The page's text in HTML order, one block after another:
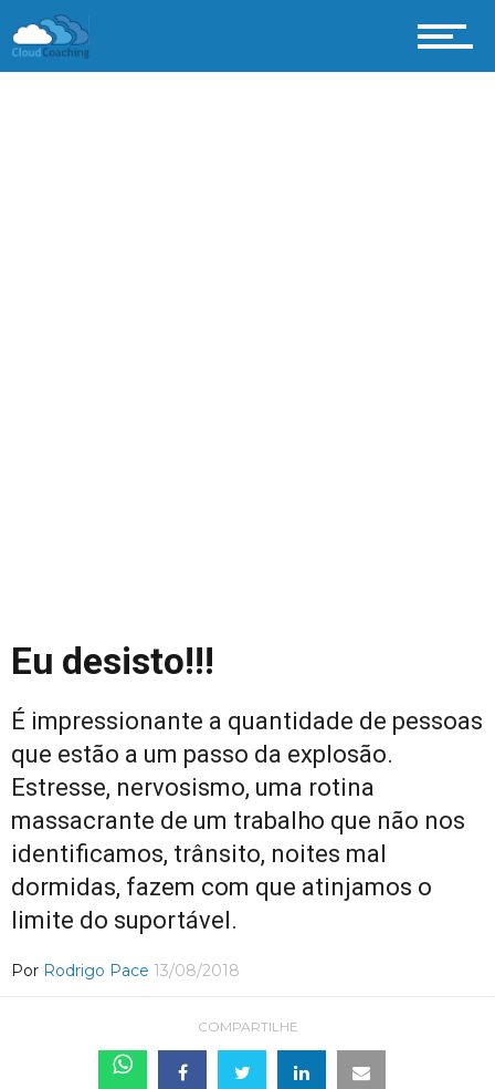
Eu desisto!!!
É impressionante a quantidade de pessoas
que estão a um passo da explosão.
Estresse, nervosismo, uma rotina
massacrante de um trabalho que não nos
identificamos, trânsito, noites mal
dormidas, fazem com que atinjamos o
limite do suportável.
Por Rodrigo Pace 13/08/2018
COMPARTILHE